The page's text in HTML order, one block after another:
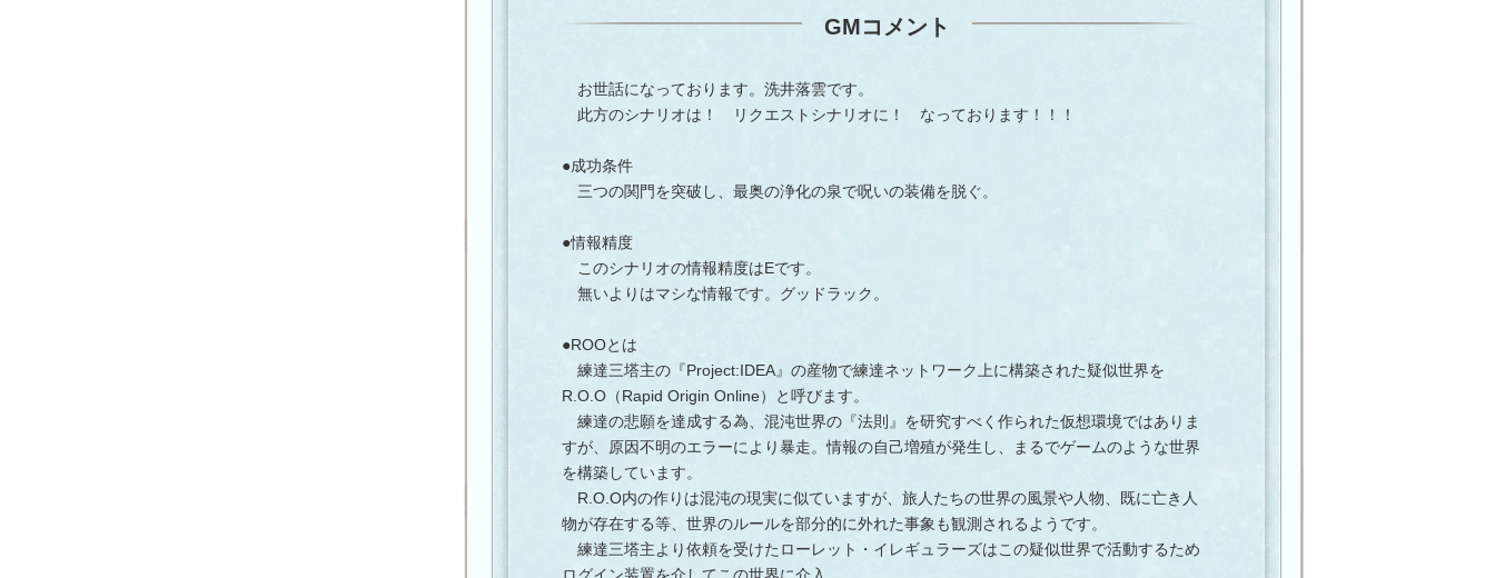
GMコメント
お世話になっております。洗井落雲です。
此方のシナリオは！ リクエストシナリオに！ なっております！！！
●成功条件
三つの関門を突破し、最奥の浄化の泉で呪いの装備を脱ぐ。
●情報精度
このシナリオの情報精度はEです。
無いよりはマシな情報です。グッドラック。
●ROOとは
練達三塔主の『Project:IDEA』の産物で練達ネットワーク上に構築された疑似世界を
R.O.O（Rapid Origin Online）と呼びます。
練達の悲願を達成する為、混沌世界の『法則』を研究すべく作られた仮想環境ではありま
すが、原因不明のエラーにより暴走。情報の自己増殖が発生し、まるでゲームのような世界
を構築しています。
R.O.O内の作りは混沌の現実に似ていますが、旅人たちの世界の風景や人物、既に亡き人
物が存在する等、世界のルールを部分的に外れた事象も観測されるようです。
練達三塔主より依頼を受けたローレット・イレギュラーズはこの疑似世界で活動するため